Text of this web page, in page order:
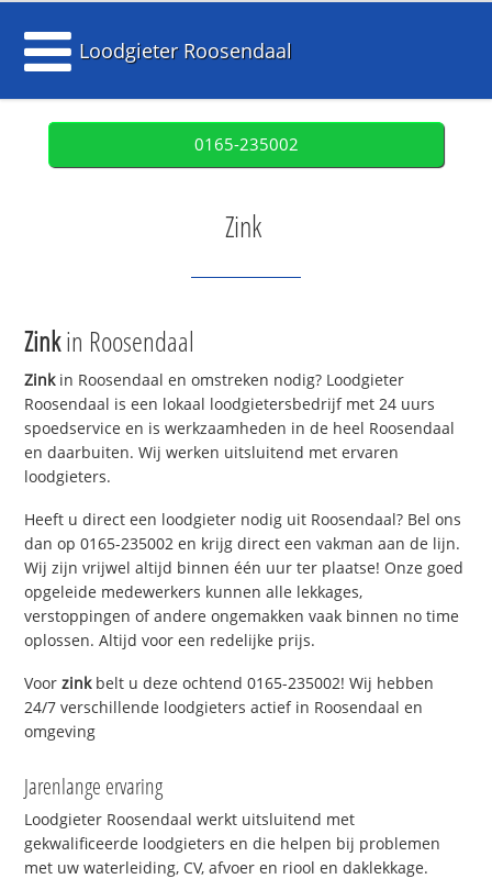
Loodgieter Roosendaal
0165-235002
Zink
Zinkin Roosendaal
Zinkin Roosendaal en omstreken nodig? Loodgieter
Roosendaal is een lokaal loodgietersbedrijf met 24 uurs
spoedservice en is werkzaamheden in de heel Roosendaal
en daarbuiten. Wij werken uitsluitend met ervaren
loodgieters.
Heeft u direct een loodgieter nodig uit Roosendaal? Bel ons
dan op 0165-235002 en krijg direct een vakman aan de lijn.
Wij zijn vrijwel altijd binnen één uur ter plaatse! Onze goed
opgeleide medewerkers kunnen alle lekkages,
verstoppingen of andere ongemakken vaak binnen no time
oplossen. Altijd voor een redelijke prijs.
Voorzinkbelt u deze ochtend 0165-235002! Wij hebben
24/7 verschillende loodgieters actief in Roosendaal en
omgeving
Jarenlange ervaring
Loodgieter Roosendaal werkt uitsluitend met
gekwalificeerde loodgieters en die helpen bij problemen
met uw waterleiding, CV, afvoer en riool en daklekkage.